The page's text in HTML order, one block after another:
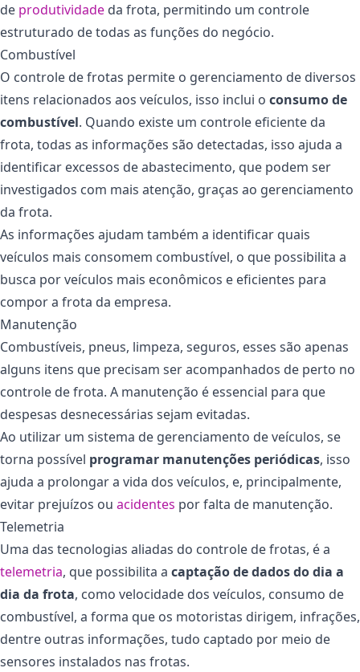
de produtividade da frota, permitindo um controle
estruturado de todas as funções do negócio.
Combustível
O controle de frotas permite o gerenciamento de diversos
itens relacionados aos veículos, isso inclui o consumo de
combustível. Quando existe um controle eficiente da
frota, todas as informações são detectadas, isso ajuda a
identificar excessos de abastecimento, que podem ser
investigados com mais atenção, graças ao gerenciamento
da frota.
As informações ajudam também a identificar quais
veículos mais consomem combustível, o que possibilita a
busca por veículos mais econômicos e eficientes para
compor a frota da empresa.
Manutenção
Combustíveis, pneus, limpeza, seguros, esses são apenas
alguns itens que precisam ser acompanhados de perto no
controle de frota. A manutenção é essencial para que
despesas desnecessárias sejam evitadas.
Ao utilizar um sistema de gerenciamento de veículos, se
torna possível programar manutenções periódicas, isso
ajuda a prolongar a vida dos veículos, e, principalmente,
evitar prejuízos ou acidentes por falta de manutenção.
Telemetria
Uma das tecnologias aliadas do controle de frotas, é a
telemetria, que possibilita a captação de dados do dia a
dia da frota, como velocidade dos veículos, consumo de
combustível, a forma que os motoristas dirigem, infrações,
dentre outras informações, tudo captado por meio de
sensores instalados nas frotas.